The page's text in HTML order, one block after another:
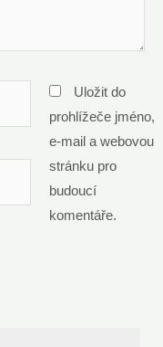
Uložit do
prohlížeče jméno,
e-mail a webovou
stránku pro
budoucí
komentáře.